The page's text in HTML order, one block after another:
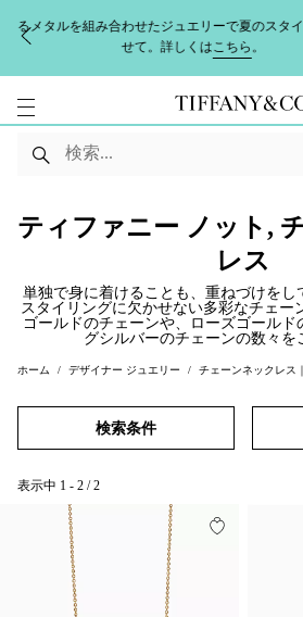
ジュエリーで夏のスタイリングを完成さ
詳しくは
ティファニー ノット,
レス
単独で身に着けることも、重ねづけをし
スタイリングに欠かせない多彩なチェー
ゴールドのチェーンや、ローズゴールド
グシルバーのチェーンの数々を
ホーム デザイナー ジュエリー チェーンネックレス
検索条件
表示中 1 - 2 / 2